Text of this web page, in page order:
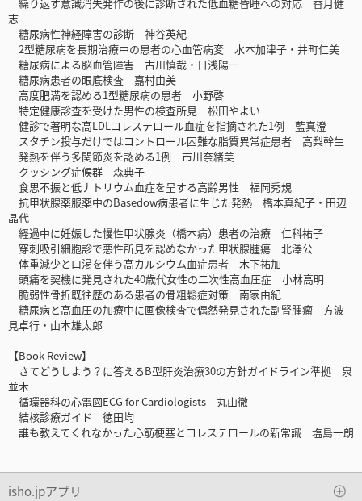
志
糖尿病性神経障害の診断 神谷英紀
2型糖尿病を長期治療中の患者の心血管病変 水本加津子・井町仁美
糖尿病による脳血管障害 古川慎哉・日浅陽一
糖尿病患者の眼底検査 嘉村由美
高度肥満を認める1型糖尿病の患者 小野啓
特定健康診査を受けた男性の検査所見 松田やよい
健診で著明な高LDLコレステロール血症を指摘された1例 藍真澄
スタチン投与だけではコントロール困難な脂質異常症患者 高梨幹生
発熱を伴う多関節炎を認める1例 市川奈緒美
クッシング症候群 森典子
食思不振と低ナトリウム血症を呈する高齢男性 福岡秀規
抗甲状腺薬服薬中のBasedow病患者に生じた発熱 橋本真紀子・田辺
晶代
経過中に妊娠した慢性甲状腺炎（橋本病）患者の治療 仁科祐子
穿刺吸引細胞診で悪性所見を認めなかった甲状腺腫瘍 北澤公
体重減少と口渇を伴う高カルシウム血症患者 木下祐加
頭痛を契機に発見された40歳代女性の二次性高血圧症 小林高明
脆弱性骨折既往歴のある患者の骨粗鬆症対策 南家由紀
糖尿病と高血圧の加療中に画像検査で偶然発見された副腎腫瘤 方波
見卓行・山本雄太郎
【Book Review】
さてどうしよう？に答えるB型肝炎治療30の方針ガイドライン準拠 泉
並木
循環器科の心電図ECG for Cardiologists 丸山徹
結核診療ガイド 徳田均
誰も教えてくれなかった心筋梗塞とコレステロールの新常識 塩島一朗
isho.jpアプリ